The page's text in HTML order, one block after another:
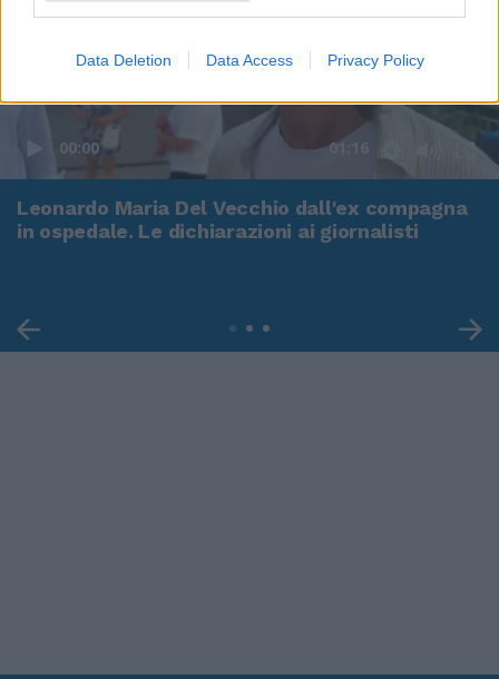
Data Deletion Data Access Privacy Policy
00:00 01:16
Leonardo Maria Del Vecchio dall'ex compagna
in ospedale. Le dichiarazioni ai giornalisti